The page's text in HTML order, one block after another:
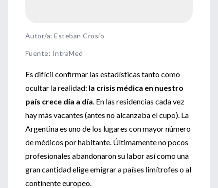
Autor/a: Esteban Crosio
Fuente: IntraMed
Es difícil confirmar las estadísticas tanto como
ocultar la realidad: la crisis médica en nuestro
país crece día a día. En las residencias cada vez
hay más vacantes (antes no alcanzaba el cupo). La
Argentina es uno de los lugares con mayor número
de médicos por habitante. Últimamente no pocos
profesionales abandonaron su labor así como una
gran cantidad elige emigrar a países limítrofes o al
continente europeo.